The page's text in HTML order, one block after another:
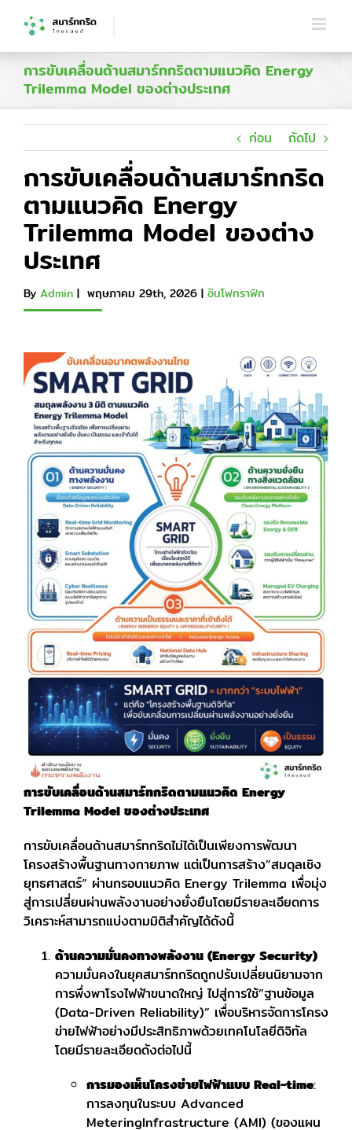
การขับเคลื่อนด้านสมาร์ทกริดตามแนวคิด Energy
Trilemma Model ของต่างประเทศ
ก่อน ถัดไป
การขับเคลื่อนด้านสมาร์ทกริด
ตามแนวคิด Energy
Trilemma Model ของต่าง
ประเทศ
By Admin | พฤษภาคม 29th, 2026 | อินโฟกราฟิก
การขับเคลื่อนด้านสมาร์ทกริดตามแนวคิด Energy
Trilemma Model ของต่างประเทศ
การขับเคลื่อนด้านสมาร์ทกริดไม่ได้เป็นเพียงการพัฒนา
โครงสร้างพื้นฐานทางกายภาพ แต่เป็นการสร้าง”สมดุลเชิง
ยุทธศาสตร์” ผ่านกรอบแนวคิด Energy Trilemma เพื่อมุ่ง
สู่การเปลี่ยนผ่านพลังงานอย่างยั่งยืนโดยมีรายละเอียดการ
วิเคราะห์สามารถแบ่งตามมิติสำคัญได้ดังนี้
ด้านความมั่นคงทางพลังงาน (Energy Security)
ความมั่นคงในยุคสมาร์ทกริดถูกปรับเปลี่ยนนิยามจาก
การพึ่งพาโรงไฟฟ้าขนาดใหญ่ ไปสู่การใช้”ฐานข้อมูล
(Data-Driven Reliability)” เพื่อบริหารจัดการโครง
ข่ายไฟฟ้าอย่างมีประสิทธิภาพด้วยเทคโนโลยีดิจิทัล
โดยมีรายละเอียดดังต่อไปนี้
การมองเห็นโครงข่ายไฟฟ้าแบบ Real-time:
การลงทุนในระบบ Advanced
MeteringInfrastructure (AMI) (ของแผน